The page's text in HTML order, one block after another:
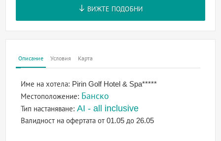
ВИЖТЕ ПОДОБНИ
Описание Условия Карта
Име на хотела: Pirin Golf Hotel & Spa*****
Местоположение: Банско
Тип настаняване:AI - all inclusive
Валидност на офертатаот 01.05 до 26.05